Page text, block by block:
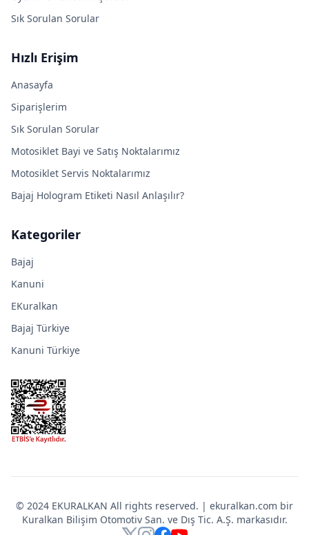
Sık Sorulan Sorular
Hızlı Erişim
Anasayfa
Siparişlerim
Sık Sorulan Sorular
Motosiklet Bayi ve Satış Noktalarımız
Motosiklet Servis Noktalarımız
Bajaj Hologram Etiketi Nasıl Anlaşılır?
Kategoriler
Bajaj
Kanuni
EKuralkan
Bajaj Türkiye
Kanuni Türkiye
© 2024 EKURALKAN All rights reserved. | ekuralkan.com bir
Kuralkan Bilişim Otomotiv San. ve Dış Tic. A.Ş. markasıdır.